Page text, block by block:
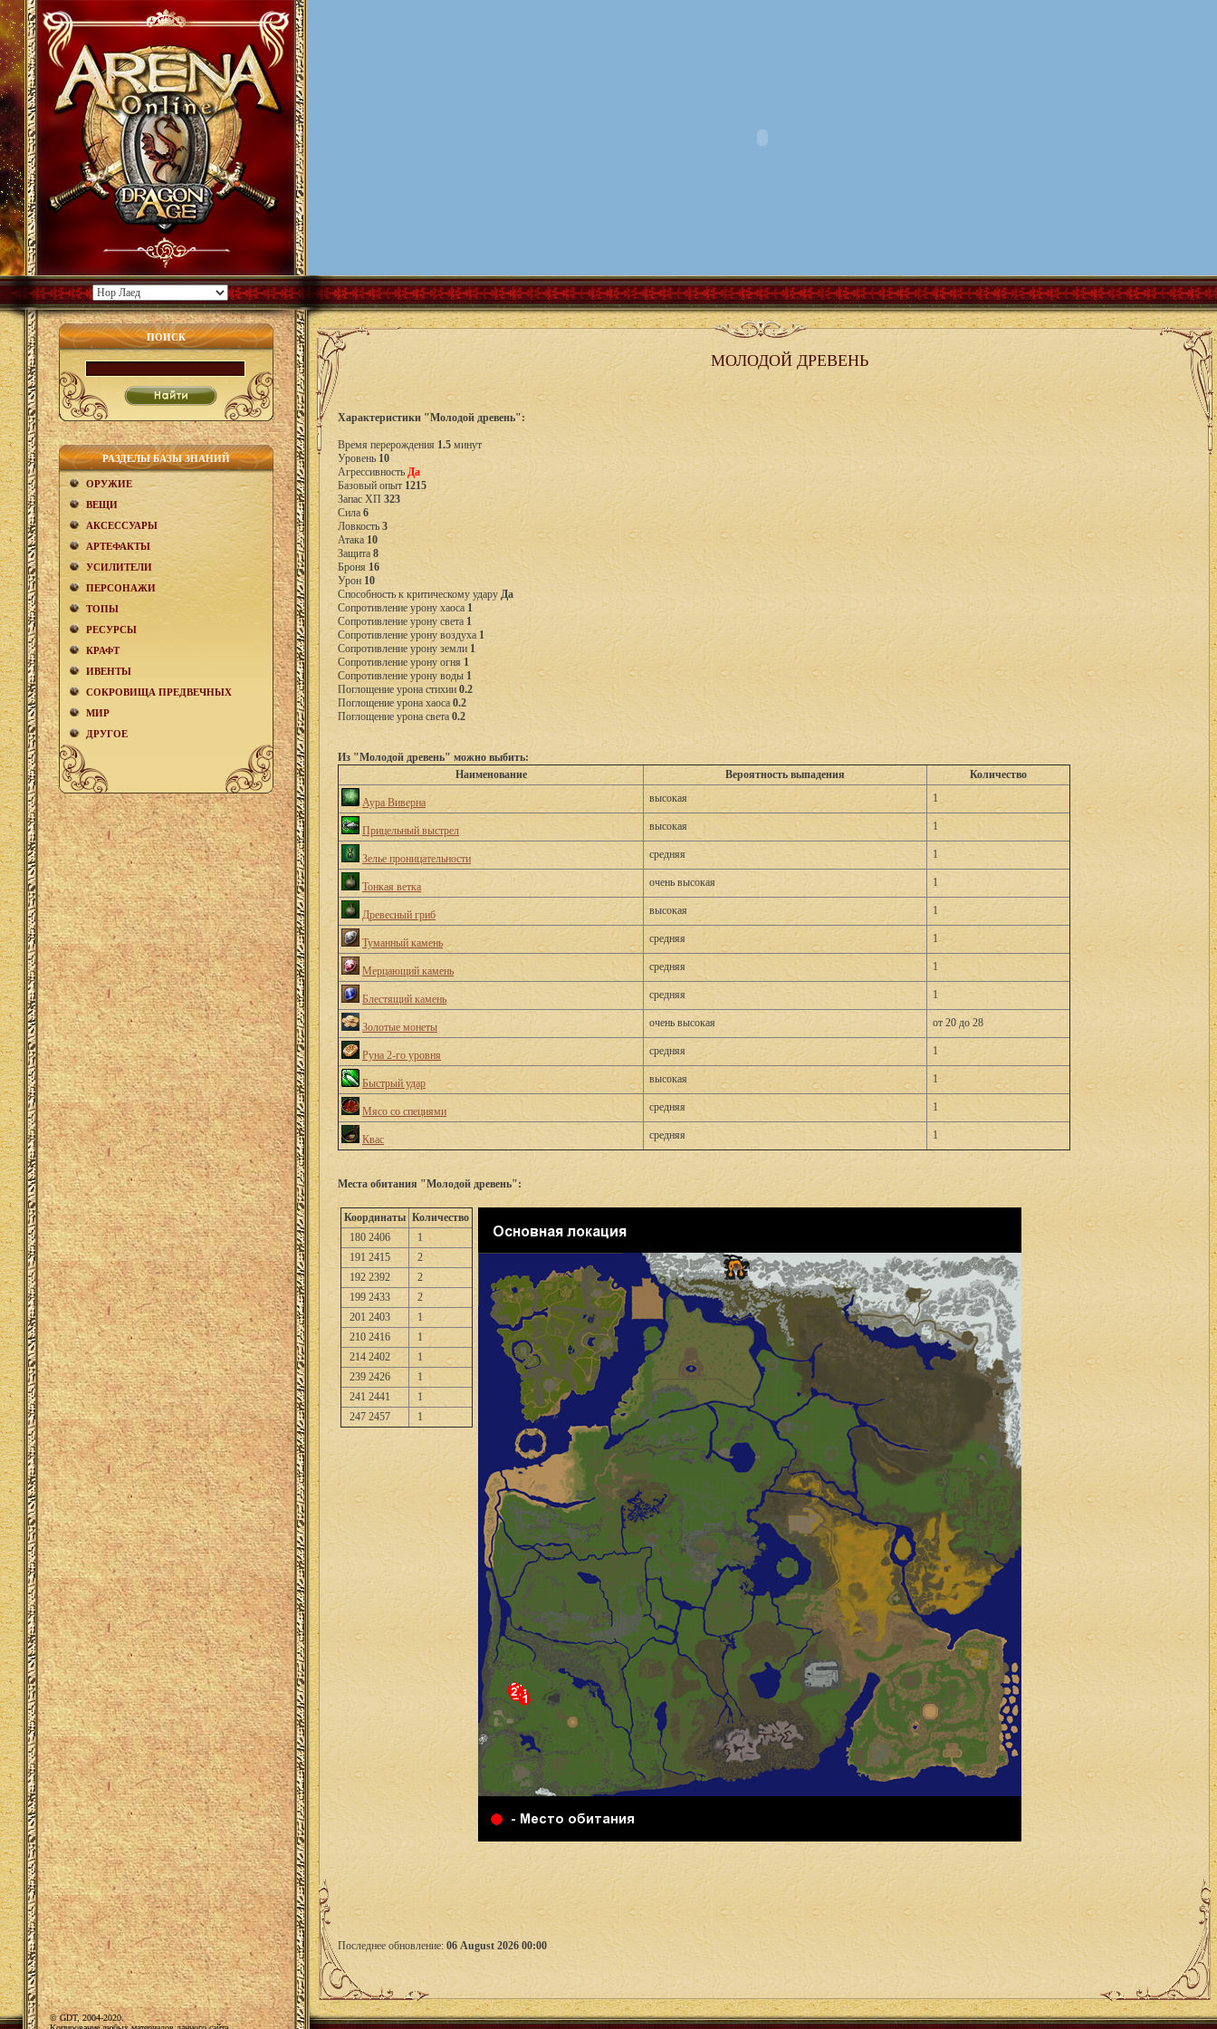
ПОИСК
РАЗДЕЛЫ БАЗЫ ЗНАНИЙ
ОРУЖИЕ
ВЕЩИ
АКCЕСCУАРЫ
АРТЕФАКТЫ
УСИЛИТЕЛИ
ПЕРСОНАЖИ
ТОПЫ
РЕСУРСЫ
КРАФТ
ИВЕНТЫ
СОКРОВИЩА ПРЕДВЕЧНЫХ
МИР
ДРУГОЕ
МОЛОДОЙ ДРЕВЕНЬ
Характеристики "Молодой древень":
Время перерождения 1.5 минут
Уровень 10
Агрессивность Да
Базовый опыт 1215
Запас ХП 323
Сила 6
Ловкость 3
Атака10
Защита 8
Броня 16
Урон10
Способность к критическому удару Да
Сопротивление урону хаоса 1
Сопротивление урону света 1
Сопротивление урону воздуха 1
Сопротивление урону земли 1
Сопротивление урону огня 1
Сопротивление урону воды 1
Поглощение урона стихии 0.2
Поглощение урона хаоса 0.2
Поглощение урона света 0.2
Из "Молодой древень" можно выбить:
Наименование
Вероятность выпадения Количество
Аура Виверна высокая 1
Прицельный выстрел высокая 1
Зелье проницательности средняя 1
Тонкая ветка очень высокая 1
Древесный гриб высокая 1
Туманный камень средняя 1
Мерцающий камень средняя 1
Блестящий камень средняя 1
Золотые монеты очень высокая от 20 до 28
Руна 2-го уровня средняя 1
Быстрый удар высокая 1
Мясо со специями средняя 1
Квас средняя 1
Места обитания "Молодой древень":
Координаты Количество
180 2406
1
191 2415
2
192 2392
2
199 2433
2
201 2403
1
210 2416
1
214 2402
1
239 2426
1
241 2441
1
247 2457
1
Последнее обновление: 06 August 2026 00:00
© GDT, 2004-2020.